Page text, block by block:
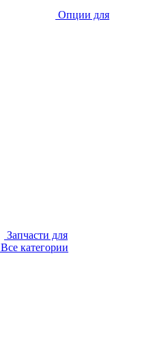
Опции для
Запчасти для
Все категории